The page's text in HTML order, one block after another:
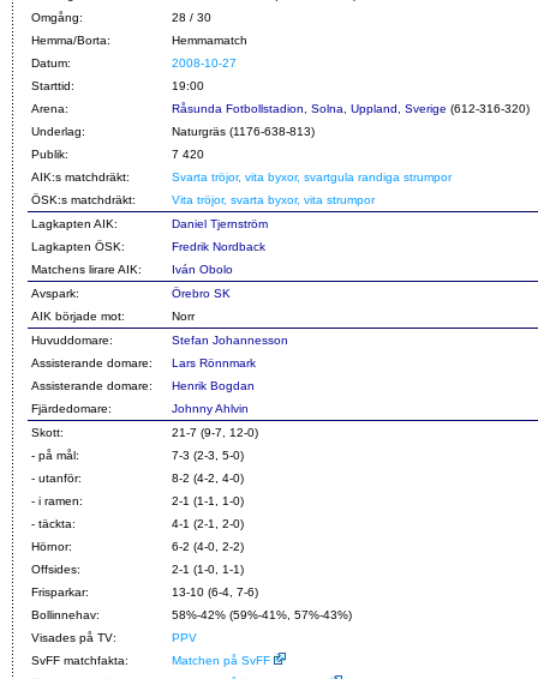
Omgång:
28 / 30
Hemma/Borta:
Hemmamatch
Datum:
2008-10-27
Starttid:
19:00
Arena:
Råsunda Fotbollstadion, Solna, Uppland, Sverige (612-316-320)
Underlag:
Naturgräs (1176-638-813)
Publik:
7 420
AIK:s matchdräkt:
Svarta tröjor, vita byxor, svartgula randiga strumpor
ÖSK:s matchdräkt:
Vita tröjor, svarta byxor, vita strumpor
Lagkapten AIK:
Daniel Tjernström
Lagkapten ÖSK:
Fredrik Nordback
Matchens lirare AIK:
Iván Obolo
Avspark:
Örebro SK
AIK började mot:
Norr
Huvuddomare:
Stefan Johannesson
Assisterande domare:
Lars Rönnmark
Assisterande domare:
Henrik Bogdan
Fjärdedomare:
Johnny Ahlvin
Skott:
21-7 (9-7, 12-0)
- på mål:
7-3 (2-3, 5-0)
- utanför:
8-2 (4-2, 4-0)
- i ramen:
2-1 (1-1, 1-0)
- täckta:
4-1 (2-1, 2-0)
Hörnor:
6-2 (4-0, 2-2)
Offsides:
2-1 (1-0, 1-1)
Frisparkar:
13-10 (6-4, 7-6)
Bollinnehav:
58%-42% (59%-41%, 57%-43%)
Visades på TV:
PPV
SvFF matchfakta:
Matchen på SvFF